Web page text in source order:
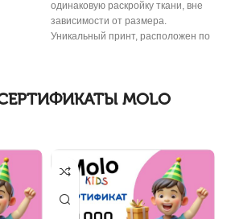
одинаковую раскройку ткани, вне
зависимости от размера.
Уникальный принт, расположен по
MOLO